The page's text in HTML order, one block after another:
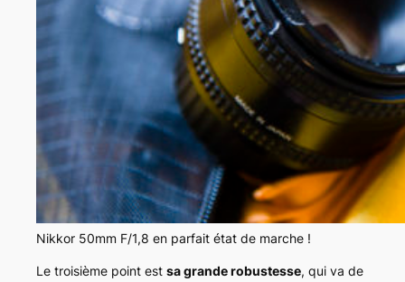
Nikkor 50mm F/1,8 en parfait état de marche !
Le troisième point est sa grande robustesse, qui va de